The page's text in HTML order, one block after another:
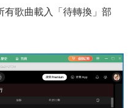
有歌曲載入「待轉換」部